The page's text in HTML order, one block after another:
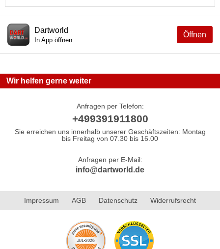
Öffnen
Dartworld
In App öffnen
Wir helfen gerne weiter
Anfragen per Telefon:
+499391911800
Sie erreichen uns innerhalb unserer Geschäftszeiten: Montag
bis Freitag von 07.30 bis 16.00
Anfragen per E-Mail:
info@dartworld.de
Impressum AGB Datenschutz Widerrufsrecht